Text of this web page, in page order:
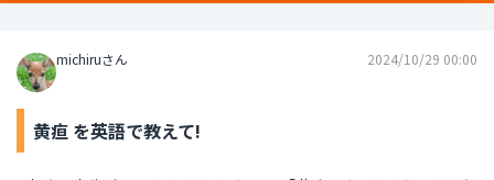
michiruさん 2024/10/29 00:00
黄疸 を英語で教えて!